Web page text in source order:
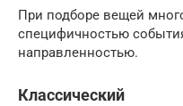
При подборе вещей
специфичностью
направленностью.
Классический